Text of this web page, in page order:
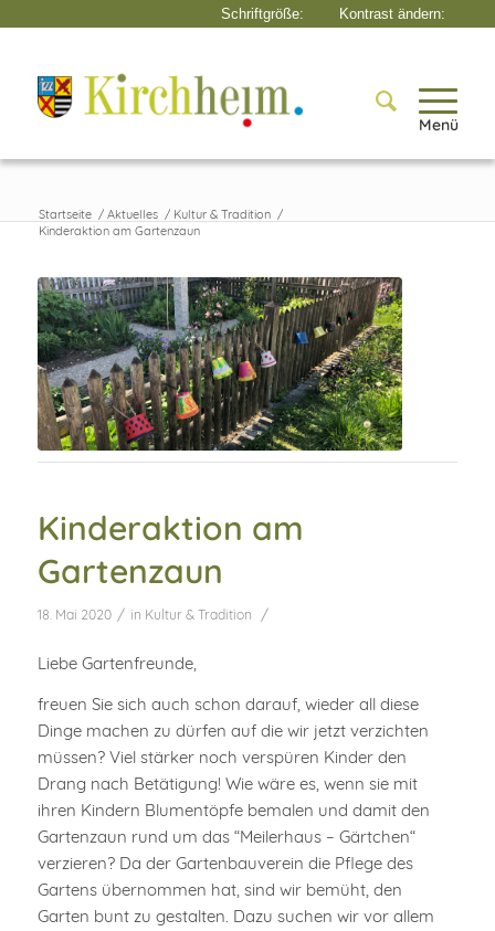
Menü
Startseite / Aktuelles / Kultur & Tradition /
Kinderaktion am Gartenzaun
Kinderaktion am
Gartenzaun
18. Mai 2020 / in Kultur & Tradition /
Liebe Gartenfreunde,
freuen Sie sich auch schon darauf, wieder all diese
Dinge machen zu dürfen auf die wir jetzt verzichten
müssen? Viel stärker noch verspüren Kinder den
Drang nach Betätigung! Wie wäre es, wenn sie mit
ihren Kindern Blumentöpfe bemalen und damit den
Gartenzaun rund um das “Meilerhaus – Gärtchen“
verzieren? Da der Gartenbauverein die Pflege des
Gartens übernommen hat, sind wir bemüht, den
Garten bunt zu gestalten. Dazu suchen wir vor allem